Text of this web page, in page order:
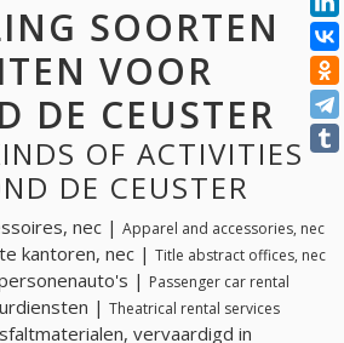
SOORTEN
VOOR
DE CEUSTER
OF ACTIVITIES
DE CEUSTER
nec | Apparel and accessories, nec
kantoren, nec | Title abstract offices, nec
| Passenger car rental
| Theatrical rental services
vervaardigd in